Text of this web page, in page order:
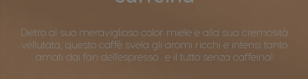
Dietro al suo meraviglioso color miele e alla sua cremosità
vellutata, questo caffè svela gli aromi ricchi e intensi tanto
amati dai fan dell'espresso... e il tutto senza caffeina!